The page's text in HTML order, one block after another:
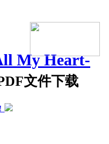
My Heart-
文件下载